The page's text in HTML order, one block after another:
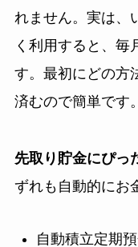
れません。実は、
く利用すると、毎
す。最初にどの方
済むので簡単です。
先取り貯金にぴっ
ずれも自動的にお
自動積立定期